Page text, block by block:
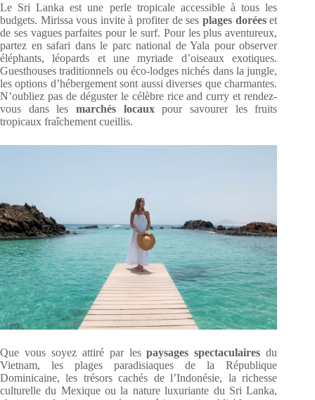
Le Sri Lanka est une perle tropicale accessible à tous les
budgets. Mirissa vous invite à profiter de ses plages doréeset
de ses vagues parfaites pour le surf. Pour les plus aventureux,
partez en safari dans le parc national de Yala pour observer
éléphants, léopards et une myriade d’oiseaux exotiques.
Guesthouses traditionnels ou éco-lodges nichés dans la jungle,
les options d’hébergement sont aussi diverses que charmantes.
N’oubliez pas de déguster le célèbre rice and curry et rendez-
vous dans les marchés locauxpour savourer les fruits
tropicaux fraîchement cueillis.
Que vous soyez attiré par lespaysages spectaculaires du
Vietnam, les plages paradisiaques de la République
Dominicaine, les trésors cachés de l’Indonésie, la richesse
culturelle du Mexique ou la nature luxuriante du Sri Lanka,